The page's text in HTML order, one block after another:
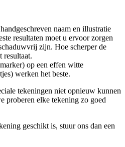
naam en illustratie
resultaten moet u ervoor zorgen
zijn. Hoe scherper de
resultaat.
op een effen witte
werken het beste.
tekeningen niet opnieuw kunnen
proberen elke tekening zo goed
geschikt is, stuur ons dan een